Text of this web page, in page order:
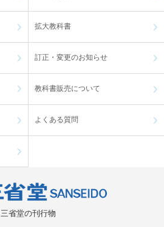
拡大教科書
訂正・変更のお知らせ
教科書販売について
よくある質問
三省堂の刊行物